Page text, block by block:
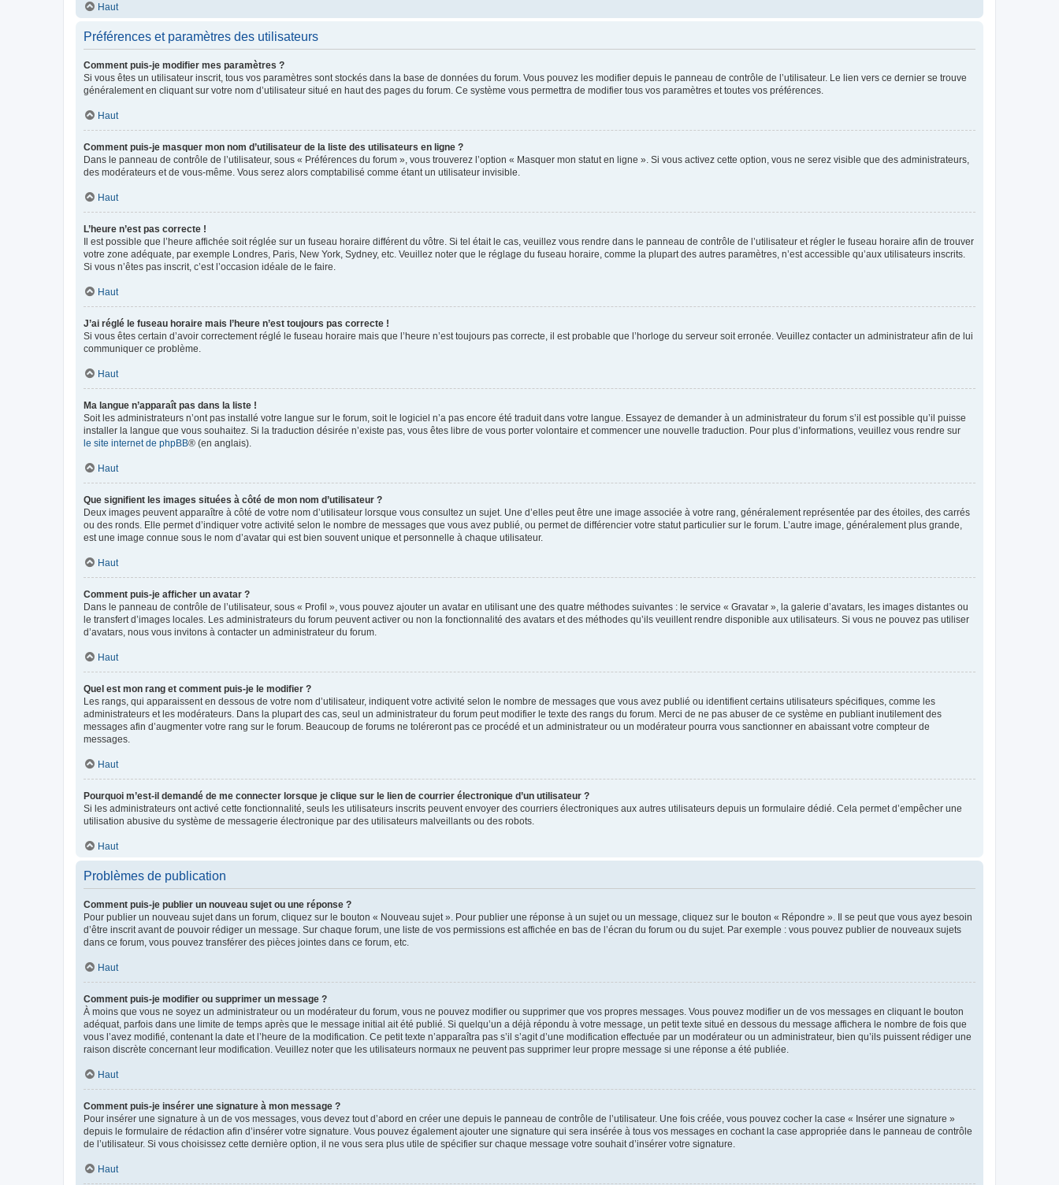
Haut
Préférences et paramètres des utilisateurs
Comment puis-je modifier mes paramètres ?
Si vous êtes un utilisateur inscrit, tous vos paramètres sont stockés dans la base de données du forum. Vous pouvez les modifier depuis le panneau de contrôle de l’utilisateur. Le lien vers ce dernier se trouve
généralement en cliquant sur votre nom d’utilisateur situé en haut des pages du forum. Ce système vous permettra de modifier tous vos paramètres et toutes vos préférences.
Haut
Comment puis-je masquer mon nom d’utilisateur de la liste des utilisateurs en ligne ?
Dans le panneau de contrôle de l’utilisateur, sous « Préférences du forum », vous trouverez l’option « Masquer mon statut en ligne ». Si vous activez cette option, vous ne serez visible que des administrateurs,
des modérateurs et de vous-même. Vous serez alors comptabilisé comme étant un utilisateur invisible.
Haut
L’heure n’est pas correcte !
Il est possible que l’heure affichée soit réglée sur un fuseau horaire différent du vôtre. Si tel était le cas, veuillez vous rendre dans le panneau de contrôle de l’utilisateur et régler le fuseau horaire afin de trouver
votre zone adéquate, par exemple Londres, Paris, New York, Sydney, etc. Veuillez noter que le réglage du fuseau horaire, comme la plupart des autres paramètres, n’est accessible qu’aux utilisateurs inscrits.
Si vous n’êtes pas inscrit, c’est l’occasion idéale de le faire.
Haut
J’ai réglé le fuseau horaire mais l’heure n’est toujours pas correcte !
Si vous êtes certain d’avoir correctement réglé le fuseau horaire mais que l’heure n’est toujours pas correcte, il est probable que l’horloge du serveur soit erronée. Veuillez contacter un administrateur afin de lui
communiquer ce problème.
Haut
Ma langue n’apparaît pas dans la liste !
Soit les administrateurs n’ont pas installé votre langue sur le forum, soit le logiciel n’a pas encore été traduit dans votre langue. Essayez de demander à un administrateur du forum s’il est possible qu’il puisse
installer la langue que vous souhaitez. Si la traduction désirée n’existe pas, vous êtes libre de vous porter volontaire et commencer une nouvelle traduction. Pour plus d’informations, veuillez vous rendre sur
le site internet de phpBB® (en anglais).
Haut
Que signifient les images situées à côté de mon nom d’utilisateur ?
Deux images peuvent apparaître à côté de votre nom d’utilisateur lorsque vous consultez un sujet. Une d’elles peut être une image associée à votre rang, généralement représentée par des étoiles, des carrés
ou des ronds. Elle permet d’indiquer votre activité selon le nombre de messages que vous avez publié, ou permet de différencier votre statut particulier sur le forum. L’autre image, généralement plus grande,
est une image connue sous le nom d’avatar qui est bien souvent unique et personnelle à chaque utilisateur.
Haut
Comment puis-je afficher un avatar ?
Dans le panneau de contrôle de l’utilisateur, sous « Profil », vous pouvez ajouter un avatar en utilisant une des quatre méthodes suivantes : le service « Gravatar », la galerie d’avatars, les images distantes ou
le transfert d’images locales. Les administrateurs du forum peuvent activer ou non la fonctionnalité des avatars et des méthodes qu’ils veuillent rendre disponible aux utilisateurs. Si vous ne pouvez pas utiliser
d’avatars, nous vous invitons à contacter un administrateur du forum.
Haut
Quel est mon rang et comment puis-je le modifier ?
Les rangs, qui apparaissent en dessous de votre nom d’utilisateur, indiquent votre activité selon le nombre de messages que vous avez publié ou identifient certains utilisateurs spécifiques, comme les
administrateurs et les modérateurs. Dans la plupart des cas, seul un administrateur du forum peut modifier le texte des rangs du forum. Merci de ne pas abuser de ce système en publiant inutilement des
messages afin d’augmenter votre rang sur le forum. Beaucoup de forums ne toléreront pas ce procédé et un administrateur ou un modérateur pourra vous sanctionner en abaissant votre compteur de
messages.
Haut
Pourquoi m’est-il demandé de me connecter lorsque je clique sur le lien de courrier électronique d’un utilisateur ?
Si les administrateurs ont activé cette fonctionnalité, seuls les utilisateurs inscrits peuvent envoyer des courriers électroniques aux autres utilisateurs depuis un formulaire dédié. Cela permet d’empêcher une
utilisation abusive du système de messagerie électronique par des utilisateurs malveillants ou des robots.
Haut
Problèmes de publication
Comment puis-je publier un nouveau sujet ou une réponse ?
Pour publier un nouveau sujet dans un forum, cliquez sur le bouton « Nouveau sujet ». Pour publier une réponse à un sujet ou un message, cliquez sur le bouton « Répondre ». Il se peut que vous ayez besoin
d’être inscrit avant de pouvoir rédiger un message. Sur chaque forum, une liste de vos permissions est affichée en bas de l’écran du forum ou du sujet. Par exemple : vous pouvez publier de nouveaux sujets
dans ce forum, vous pouvez transférer des pièces jointes dans ce forum, etc.
Haut
Comment puis-je modifier ou supprimer un message ?
À moins que vous ne soyez un administrateur ou un modérateur du forum, vous ne pouvez modifier ou supprimer que vos propres messages. Vous pouvez modifier un de vos messages en cliquant le bouton
adéquat, parfois dans une limite de temps après que le message initial ait été publié. Si quelqu’un a déjà répondu à votre message, un petit texte situé en dessous du message affichera le nombre de fois que
vous l’avez modifié, contenant la date et l’heure de la modification. Ce petit texte n’apparaîtra pas s’il s’agit d’une modification effectuée par un modérateur ou un administrateur, bien qu’ils puissent rédiger une
raison discrète concernant leur modification. Veuillez noter que les utilisateurs normaux ne peuvent pas supprimer leur propre message si une réponse a été publiée.
Haut
Comment puis-je insérer une signature à mon message ?
Pour insérer une signature à un de vos messages, vous devez tout d’abord en créer une depuis le panneau de contrôle de l’utilisateur. Une fois créée, vous pouvez cocher la case « Insérer une signature »
depuis le formulaire de rédaction afin d’insérer votre signature. Vous pouvez également ajouter une signature qui sera insérée à tous vos messages en cochant la case appropriée dans le panneau de contrôle
de l’utilisateur. Si vous choisissez cette dernière option, il ne vous sera plus utile de spécifier sur chaque message votre souhait d’insérer votre signature.
Haut